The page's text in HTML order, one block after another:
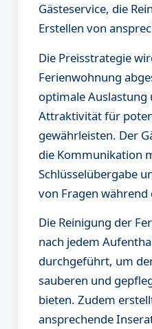
Gästeservice, die
Erstellen von
Die Preisstrategie
Ferienwohnung
optimale Auslastung
Attraktivität für
gewährleisten. Der
die Kommunikation
Schlüsselübergabe
von Fragen
Die Reinigung der
nach jedem
durchgeführt, um
sauberen und
bieten. Zudem
ansprechende